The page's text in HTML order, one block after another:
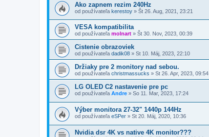
Ako zapnem rezim 240Hz
od používateľa kerestoy » Št 26. Aug, 2021, 23:21
VESA kompatibilita
od používateľa molnart » Št 30. Nov, 2023, 00:39
Cistenie obrazoviek
od používateľa dadik08 » St 10. Máj, 2023, 22:10
Držiaky pre 2 monitory nad sebou.
od používateľa christmassucks » St 26. Apr, 2023, 09:54
LG OLED C2 nastavenie pre pc
od používateľa Andre » So 11. Mar, 2023, 17:24
Výber monitora 27-32" 1440p 144Hz
od používateľa eSPer » St 20. Máj, 2020, 10:36
Nvidia dsr 4K vs native 4K monitor???